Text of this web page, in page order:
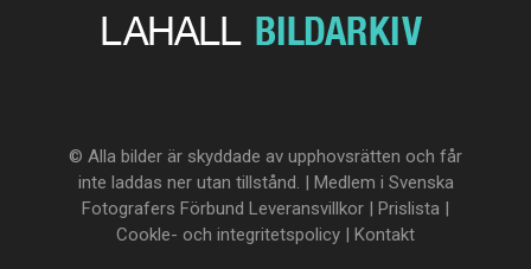
© Alla bilder är skyddade av upphovsrätten och får
inte laddas ner utan tillstånd. | Medlem i Svenska
Fotografers Förbund Leveransvillkor | Prislista |
Cookle- och integritetspolicy | Kontakt